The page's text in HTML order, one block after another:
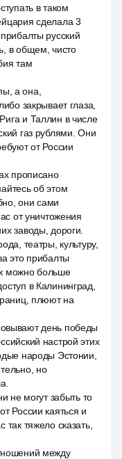
в таком
сделала 3
русский
в общем, чисто
там
а она,
закрывает глаза,
и Таллин в числе
газ рублями. Они
от России
прописано
об этом
они сами
от уничтожения
заводы, дороги.
театры, культуру,
это прибалты
можно больше
в Калининград,
плюют на
день победы
настрой этих
народы Эстонии,
но
не могут забыть то
России каяться и
тяжело сказать,
между